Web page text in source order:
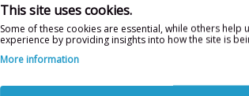
This site uses cookies.
Some of these cookies are essential, while others help
experience by providing insights into how the site is
More information